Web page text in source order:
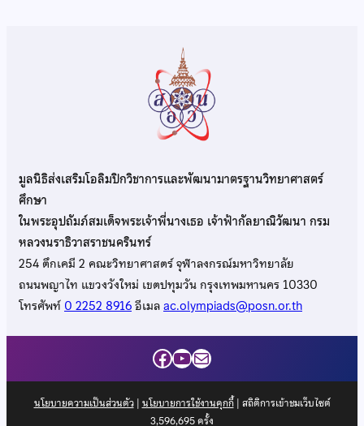
มูลนิธิส่งเสริมโอลิมปิกวิชาการและพัฒนามาตรฐานวิทยาศาสตร์
ศึกษา
ในพระอุปถัมภ์สมเด็จพระเจ้าพี่นางเธอ เจ้าฟ้ากัลยาณิวัฒนา กรม
หลวงนราธิวาสราชนครินทร์
254 ตึกเคมี 2 คณะวิทยาศาสตร์ จุฬาลงกรณ์มหาวิทยาลัย
ถนนพญาไท แขวงวังใหม่ เขตปทุมวัน กรุงเทพมหานคร 10330
โทรศัพท์0 2252 8916อีเมลac.olympiads@posn.or.th
Facebook
YouTube
Mail
นโยบายความเป็นส่วนตัว| นโยบายการใช้งานคุกกี้| สถิติการเข้าชมเว็บไซต์
3,596,695ครั้ง